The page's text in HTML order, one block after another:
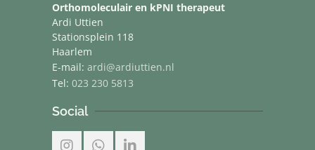
Orthomoleculair en kPNI therapeut
Ardi Uttien
Stationsplein 118
Haarlem
E-mail: ardi@ardiuttien.nl
Tel: 023 230 5813
Social